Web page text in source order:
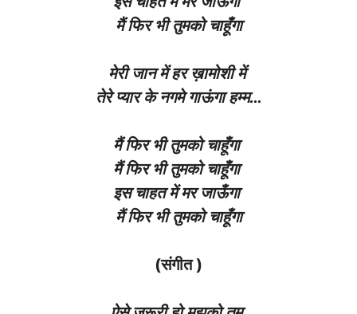
मैं फिर भी तुमको चाहूँगा
मेरी जान में हर ख़ामोशी में
तेरे प्यार के नगमे गाऊंगा हम्म…
मैं फिर भी तुमको चाहूँगा
मैं फिर भी तुमको चाहूँगा
इस चाहत में मर जाऊँगा
मैं फिर भी तुमको चाहूँगा
(संगीत )